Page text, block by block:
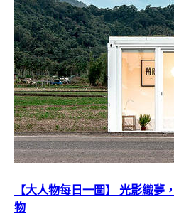
【大人物每日一圖】 光影織夢
物